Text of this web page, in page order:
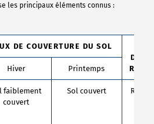
les principaux éléments connus :
DE COUVERTURE DU SOL
Hiver Printemps
faiblement
couvert
Sol couvert